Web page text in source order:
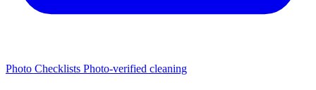
Photo Checklists Photo-verified cleaning